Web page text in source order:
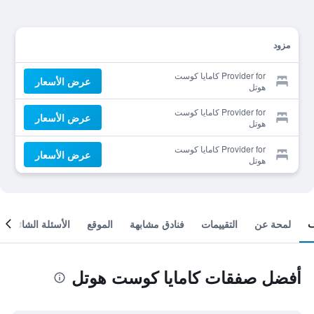
مزود
Provider for كامايا كوست
هوتل
عرض الأسعار
Provider for كامايا كوست
هوتل
عرض الأسعار
Provider for كامايا كوست
هوتل
عرض الأسعار
لمحة عن التقييمات فنادق مشابهة الموقع الأسئلة الشائعة
أفضل صفقات كامايا كوست هوتل